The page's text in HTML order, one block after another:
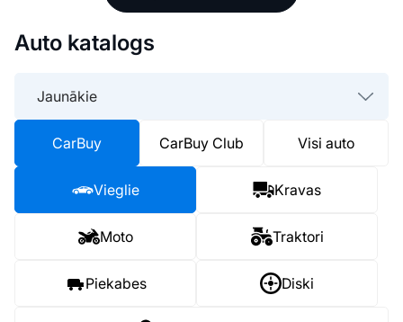
Auto katalogs
Jaunākie
CarBuy CarBuy Club Visi auto
Vieglie Kravas
Moto Traktori
Piekabes Diski